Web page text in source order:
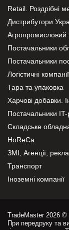
Retail. Роздрібні
Дистрибутори
Агропромисловий
Постачальники
Постачальники
Логістичні компанії
Тара та упаковка
Харчові добавки.
Постачальники IT-
Складське
HoReCa
ЗМІ, Агенції,
Транспорт
Іноземні компанії
TradeMaster 2026 ©
При передруку та